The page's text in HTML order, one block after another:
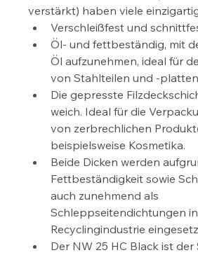
verstärkt) haben viele
Verschleißfest und
Öl- und fettbeständig, mit
Öl aufzunehmen, ideal für
von Stahlteilen und -platten
Die gepresste
weich. Ideal für die
von zerbrechlichen
beispielsweise Kosmetika.
Beide Dicken werden
Fettbeständigkeit sowie
auch zunehmend als
Schleppseitendichtungen
Recyclingindustrie
Der NW 25 HC Black ist